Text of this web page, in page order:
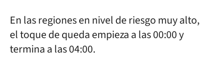
En las regiones en nivel de riesgo muy alto,
el toque de queda empieza a las 00:00 y
termina a las 04:00.